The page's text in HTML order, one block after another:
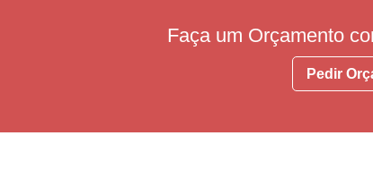
Faça um Orçamento
Pedir